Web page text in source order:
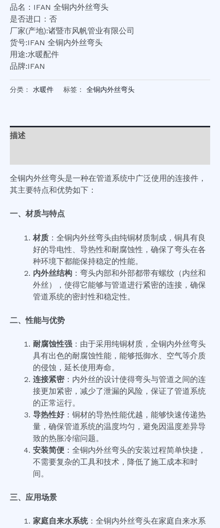
品名：IFAN 全铜内外丝弯头
是否进口：否
厂家(产地):诸暨市风帆管业有限公司
货号:IFAN 全铜内外丝弯头
用途:水暖配件
品牌:IFAN
分类： 水暖件 标签： 全铜内外丝弯头
描述
全铜内外丝弯头是一种在管道系统中广泛使用的连接件，
其主要特点和优势如下：
一、材质与特点
材质：全铜内外丝弯头由纯铜材质制成，铜具有良
好的导电性、导热性和耐腐蚀性，确保了弯头在各
种环境下都能保持稳定的性能。
内外丝结构：弯头内部和外部都带有螺纹（内丝和
外丝），使得它能够与管道进行紧密的连接，确保
管道系统的密封性和稳定性。
二、性能与优势
耐腐蚀性强：由于采用纯铜材质，全铜内外丝弯头
具有出色的耐腐蚀性能，能够抵御水、空气等介质
的侵蚀，延长使用寿命。
连接紧密：内外丝的设计使得弯头与管道之间的连
接更加紧密，减少了泄漏的风险，保证了管道系统
的正常运行。
导热性好：铜材的导热性能优越，能够快速传递热
量，确保管道系统的温度均匀，避免因温度差异导
致的热胀冷缩问题。
安装简便 ：全铜内外丝弯头的安装过程简单快捷，
不需要复杂的工具和技术，降低了施工成本和时
间。
三、应用场景
家庭自来水系统：全铜内外丝弯头在家庭自来水系